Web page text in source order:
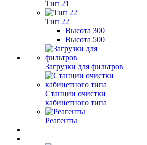
Тип 21
Тип 22
Высота 300
Высота 500
Загрузки для фильтров
Станции очистки
кабинетного типа
Реагенты